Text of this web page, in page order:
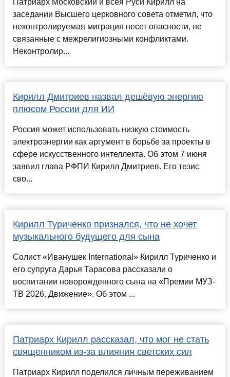
заседании Высшего церковного совета отметил, что
неконтролируемая миграция несет опасности, не
связанные с межрелигиозными конфликтами.
Неконтролир...
Кирилл Дмитриев назвал дешёвую энергию
плюсом России для ИИ
Россия может использовать низкую стоимость
электроэнергии как аргумент в борьбе за проекты в
сфере искусственного интеллекта. Об этом 7 июня
заявил глава РФПИ Кирилл Дмитриев. Его тезис
сво...
Кирилл Туриченко признался, что не хочет
музыкального будущего для сына
Солист «Иванушек International» Кирилл Туриченко и
его супруга Дарья Тарасова рассказали о
воспитании новорожденного сына на «Премии МУЗ-
ТВ 2026. Движение». Об этом ...
Патриарх Кирилл рассказал, что мог не стать
священником из-за влияния светских сил
Патриарх Кирилл поделился личным переживанием